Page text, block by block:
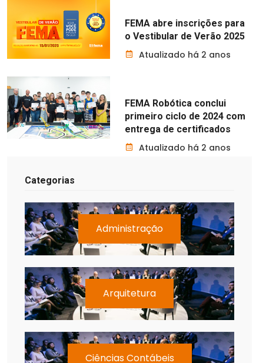
FEMA abre inscrições para
o Vestibular de Verão 2025
Atualizado há 2 anos
FEMA Robótica conclui
primeiro ciclo de 2024 com
entrega de certificados
Atualizado há 2 anos
Categorias
Administração
Arquitetura
Ciências Contábeis